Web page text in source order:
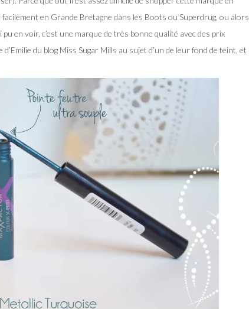
en Grande Bretagne dans les Boots ou Superdrug, ou alors
en voir, c’est une marque de très bonne qualité avec des prix
du blog Miss Sugar Mills au sujet d’un de leur fond de teint, et